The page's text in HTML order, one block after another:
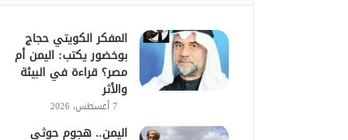
المفكر الكويتي حجاج
بوخضور يكتب: اليمن أم
مصر؟ قراءة في البيئة
والأثر
7 أغسطس، 2026
اليمن.. هجوم حوثي